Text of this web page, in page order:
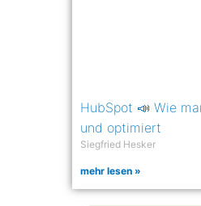
HubSpot 📣 Wie
und optimiert
Siegfried Hesker
mehr lesen »